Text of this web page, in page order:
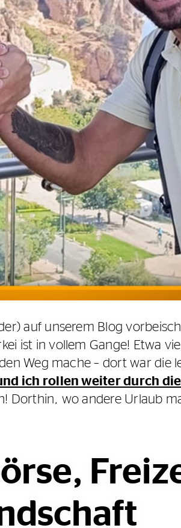
auf unserem Blog
ist in vollem Gange! Etwa
Weg mache – dort war die
ich rollen weiter durch
Dorthin, wo andere Urlaub